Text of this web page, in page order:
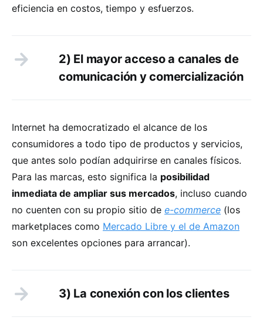
eficiencia en costos, tiempo y esfuerzos.
2) El mayor acceso a canales de
comunicación y comercialización
Internet ha democratizado el alcance de los
consumidores a todo tipo de productos y servicios,
que antes solo podían adquirirse en canales físicos.
Para las marcas, esto significa la posibilidad
inmediata de ampliar sus mercados, incluso cuando
no cuenten con su propio sitio de e-commerce (los
marketplaces como Mercado Libre y el de Amazon
son excelentes opciones para arrancar).
3) La conexión con los clientes